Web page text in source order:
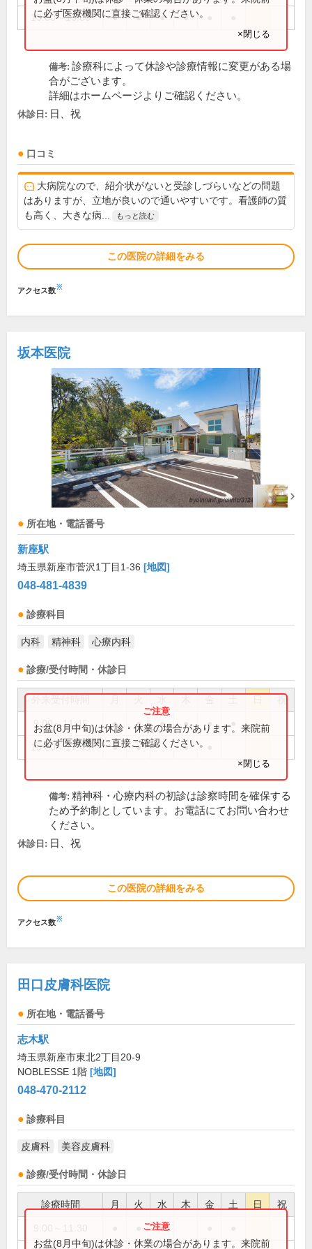
13:00～16:00 ● ● ● ●
に必ず医療機関に直接ご確認ください。
×閉じる
備考: 診療科によって休診や診療情報に変更がある場
合がございます。
詳細はホームページよりご確認ください。
休診日: 日、祝
口コミ
大病院なので、紹介状がないと受診しづらいなどの問題
はありますが、立地が良いので通いやすいです。看護師の質
も高く、大きな病...
もっと読む
この医院の詳細をみる
アクセス数※
坂本医院
所在地・電話番号
新座駅
埼玉県新座市菅沢1丁目1-36 [地図]
048-481-4839
診療科目
内科 精神科 心療内科
診療/受付時間・休診日
祝
9:00～11:45 ● ● ● ● ●
15:00～17:45 ● ● ●
お盆(8月中旬)は休診・休業の場合があります。来院前
に必ず医療機関に直接ご確認ください。
×閉じる
備考: 精神科・心療内科の初診は診察時間を確保する
ため予約制としています。お電話にてお問い合わせ
ください。
休診日: 日、祝
この医院の詳細をみる
アクセス数※
田口皮膚科医院
所在地・電話番号
志木駅
埼玉県新座市東北2丁目20-9
NOBLESSE 1階 [地図]
048-470-2112
診療科目
皮膚科 美容皮膚科
診療/受付時間・休診日
診療時間 月 火 水 木 金 土 日 祝
●
お盆(8月中旬)は休診・休業の場合があります。来院前